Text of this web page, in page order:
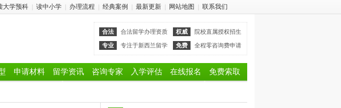
大学预科 读中小学 办理流程 经典案例 最新更新 网站地图 联系我们
合法 合法留学办理资质 权威
院校直属授权招生
专业
专注于新西兰留学 免费 全程零咨询费申请
申请材料 留学资讯 咨询专家 入学评估 在线报名 免费索取